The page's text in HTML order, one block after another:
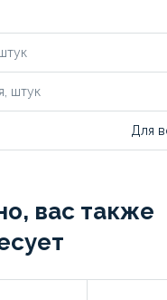
штук
Для
вас также